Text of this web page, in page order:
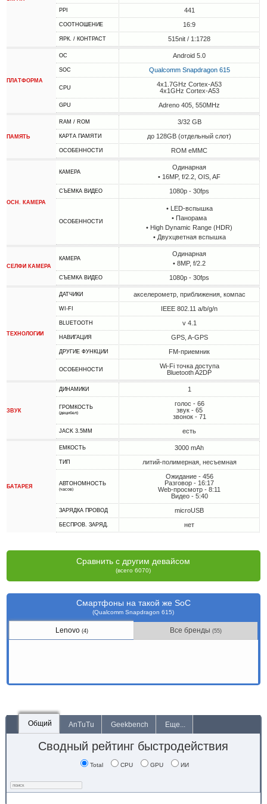
PPI 441
СООТНОШЕНИЕ 16:9
ЯРК. / КОНТРАСТ 515nit / 1:1728
ПЛАТФОРМА
ОС Android 5.0
SOC Qualcomm Snapdragon 615
CPU
4x1.7GHz Cortex-A53
4x1GHz Cortex-A53
GPU Adreno 405, 550MHz
ПАМЯТЬ
RAM / ROM 3/32 GB
КАРТА ПАМЯТИ до 128GB (отдельный слот)
ОСОБЕННОСТИ ROM eMMC
ОСН. КАМЕРА
КАМЕРА
Одинарная
• 16MP, f/2.2, OIS, AF
СЪЕМКА ВИДЕО 1080p - 30fps
ОСОБЕННОСТИ
• LED-вспышка
• Панорама
• High Dynamic Range (HDR)
• Двухцветная вспышка
СЕЛФИ КАМЕРА
КАМЕРА
Одинарная
• 8MP, f/2.2
СЪЕМКА ВИДЕО 1080p - 30fps
ТЕХНОЛОГИИ
ДАТЧИКИ акселерометр, приближения, компас
WI-FI IEEE 802.11 a/b/g/n
BLUETOOTH v 4.1
НАВИГАЦИЯ GPS, A-GPS
ДРУГИЕ ФУНКЦИИ FM-приемник
ОСОБЕННОСТИ
Wi-Fi точка доступа
Bluetooth A2DP
ЗВУК
ДИНАМИКИ 1
ГРОМКОСТЬ
(децибел)
голос - 66
звук - 65
звонок - 71
JACK 3.5MM есть
БАТАРЕЯ
ЕМКОСТЬ 3000 mAh
ТИП литий-полимерная, несъемная
АВТОНОМНОСТЬ
(часов)
Ожидание - 456
Разговор - 16:17
Web-просмотр - 8:11
Видео - 5:40
ЗАРЯДКА ПРОВОД microUSB
БЕСПРОВ. ЗАРЯД. нет
Сравнить с другим девайсом
(всего 6070)
Смартфоны на такой же SoC
(Qualcomm Snapdragon 615)
Lenovo (4) Все бренды(55)
Общий AnTuTu Geekbench Еще...
Сводный рейтинг быстродействия
Total CPU GPU ИИ